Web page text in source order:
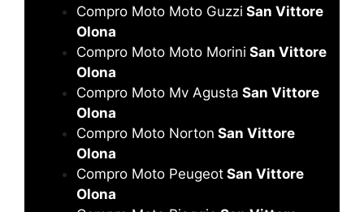
Compro Moto Moto Guzzi San Vittore
Olona
Compro Moto Moto Morini San Vittore
Olona
Compro Moto Mv Agusta San Vittore
Olona
Compro Moto Norton San Vittore
Olona
Compro Moto Peugeot San Vittore
Olona